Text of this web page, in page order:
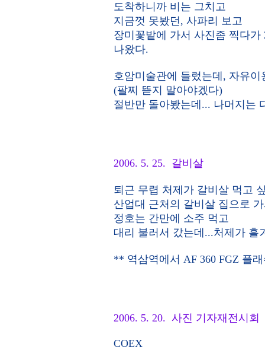
도착하니까 비는 그치고
지금껏 못봤던, 사파리 보고
장미꽃밭에 가서 사진좀 찍다가
나왔다.
호암미술관에 들렀는데, 자유
(팔찌 뜯지 말아야겠다)
절반만 돌아봤는데... 나머지는
2006. 5. 25. 갈비살
퇴근 무렵 처제가 갈비살 먹고
산업대 근처의 갈비살 집으로
정호는 간만에 소주 먹고
대리 불러서 갔는데...처제가 흘
** 역삼역에서 AF 360 FGZ 플
2006. 5. 20. 사진 기자재전시회
COEX